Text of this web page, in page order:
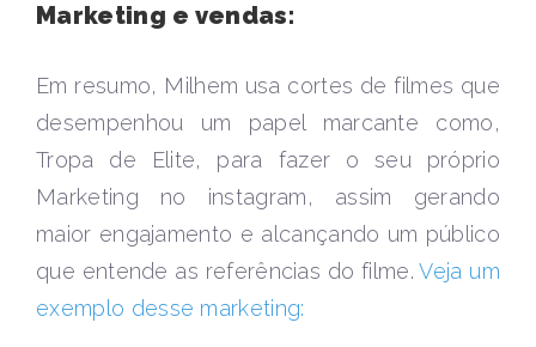
Marketing e vendas:
Em resumo, Milhem usa cortes de filmes que
desempenhou um papel marcante como,
Tropa de Elite, para fazer o seu próprio
Marketing no instagram, assim gerando
maior engajamento e alcançando um público
que entende as referências do filme.Veja um
exemplo desse marketing: